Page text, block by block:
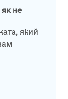
не
який